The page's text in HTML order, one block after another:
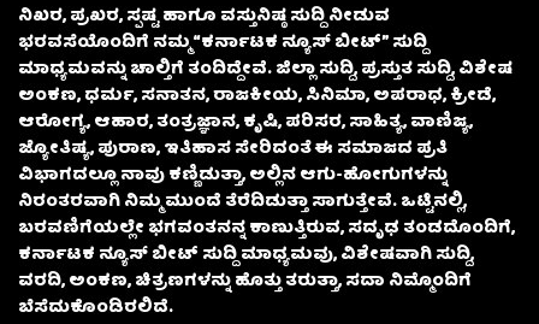
ನಿಖರ, ಪ್ರಖರ, ಸ್ಪಷ್ಟ ಹಾಗೂ ವಸ್ತುನಿಷ್ಠ ಸುದ್ದಿ ನೀಡುವ
ಭರವಸೆಯೊಂದಿಗೆ ನಮ್ಮ “ಕರ್ನಾಟಕ ನ್ಯೂಸ್ ಬೀಟ್” ಸುದ್ದಿ
ಮಾಧ್ಯಮವನ್ನು ಚಾಲ್ತಿಗೆ ತಂದಿದ್ದೇವೆ. ಜಿಲ್ಲಾ ಸುದ್ದಿ, ಪ್ರಸ್ತುತ ಸುದ್ದಿ, ವಿಶೇಷ
ಅಂಕಣ, ಧರ್ಮ, ಸನಾತನ, ರಾಜಕೀಯ, ಸಿನಿಮಾ, ಅಪರಾಧ, ಕ್ರೀಡೆ,
ಆರೋಗ್ಯ, ಆಹಾರ, ತಂತ್ರಜ್ಞಾನ, ಕೃಷಿ, ಪರಿಸರ, ಸಾಹಿತ್ಯ, ವಾಣಿಜ್ಯ,
ಜ್ಯೋತಿಷ್ಯ, ಪುರಾಣ, ಇತಿಹಾಸ ಸೇರಿದಂತೆ ಈ ಸಮಾಜದ ಪ್ರತಿ
ವಿಭಾಗದಲ್ಲೂ ನಾವು ಕಣ್ಣಿಡುತ್ತಾ, ಅಲ್ಲಿನ ಆಗು-ಹೋಗುಗಳನ್ನು
ನಿರಂತರವಾಗಿ ನಿಮ್ಮ ಮುಂದೆ ತೆರೆದಿಡುತ್ತಾ ಸಾಗುತ್ತೇವೆ. ಒಟ್ಟಿನಲ್ಲಿ,
ಬರವಣಿಗೆಯಲ್ಲೇ ಭಗವಂತನನ್ನ ಕಾಣುತ್ತಿರುವ, ಸದೃಢ ತಂಡದೊಂದಿಗೆ,
ಕರ್ನಾಟಕ ನ್ಯೂಸ್ ಬೀಟ್ ಸುದ್ದಿ ಮಾಧ್ಯಮವು, ವಿಶೇಷವಾಗಿ ಸುದ್ದಿ,
ವರದಿ, ಅಂಕಣ, ಚಿತ್ರಣಗಳನ್ನು ಹೊತ್ತು ತರುತ್ತಾ, ಸದಾ ನಿಮ್ಮೊಂದಿಗೆ
ಬೆಸೆದುಕೊಂಡಿರಲಿದೆ.